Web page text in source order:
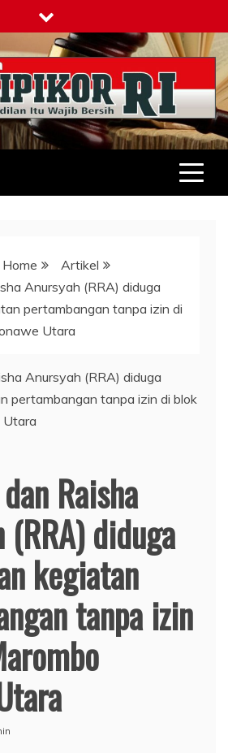
Home
Artikel
Anursyah (RRA) diduga
pertambangan tanpa izin di
Utara
Raisha
(RRA) diduga
kegiatan
tanpa izin